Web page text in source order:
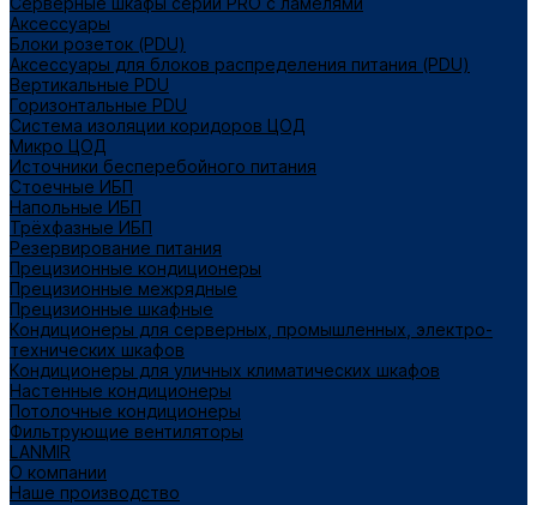
Аксессуары
Блоки розеток (PDU)
Аксессуары для блоков распределения питания (PDU)
Вертикальные PDU
Горизонтальные PDU
Система изоляции коридоров ЦОД
Микро ЦОД
Источники бесперебойного питания
Стоечные ИБП
Напольные ИБП
Трёхфазные ИБП
Резервирование питания
Прецизионные кондиционеры
Прецизионные межрядные
Прецизионные шкафные
Кондиционеры для серверных, промышленных, электро-
технических шкафов
Кондиционеры для уличных климатических шкафов
Настенные кондиционеры
Потолочные кондиционеры
Фильтрующие вентиляторы
LANMIR
О компании
Наше производство